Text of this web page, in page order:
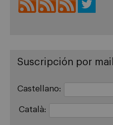
Suscripción por mail
Castellano:
Català: